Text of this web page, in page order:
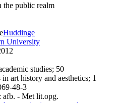
the public realm
Huddinge
University
studies; 50
art history and aesthetics; 1
48-3
afb. - Met lit.opg.